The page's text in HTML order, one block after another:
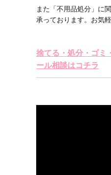
また「不用品処分」に
承っております。お気
捨てる・処分・ゴミ
ール相談はコチラ